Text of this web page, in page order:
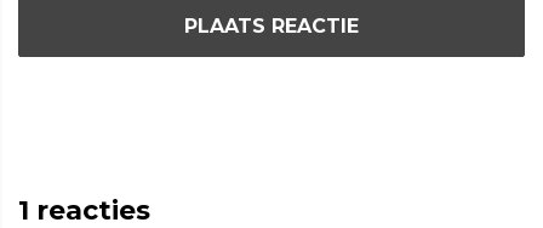
PLAATS REACTIE
1 reacties